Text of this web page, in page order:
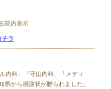
院内表示
チラ
科」「守山内科」「メディ
から感謝状が贈られました。